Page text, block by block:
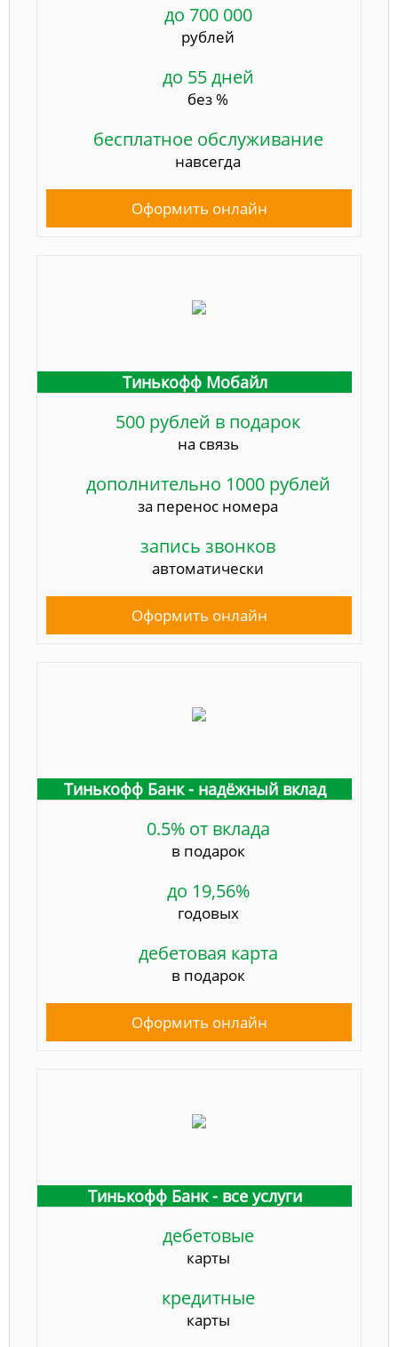
до 700 000
рублей
до 55 дней
без %
бесплатное обслуживание
навсегда
Оформить онлайн
Тинькофф Мобайл
500 рублей в подарок
на связь
дополнительно 1000 рублей
за перенос номера
запись звонков
автоматически
Оформить онлайн
Тинькофф Банк - надёжный вклад
0.5% от вклада
в подарок
до 19,56%
годовых
дебетовая карта
в подарок
Оформить онлайн
Тинькофф Банк - все услуги
дебетовые
карты
кредитные
карты